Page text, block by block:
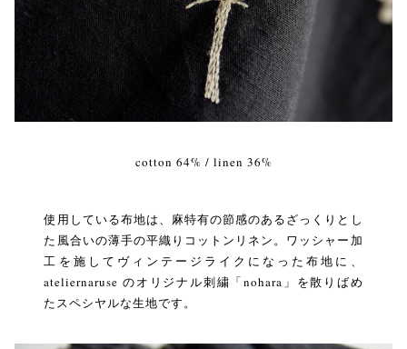
cotton 64% / linen 36%
使用している布地は、麻特有の節感のあるざっくりとし
た風合いの薄手の平織りコットンリネン。ワッシャー加
工を施してヴィンテージライクになった布地に、
ateliernaruse のオリジナル刺繍「nohara」を散りばめ
たスペシヤルな生地です。